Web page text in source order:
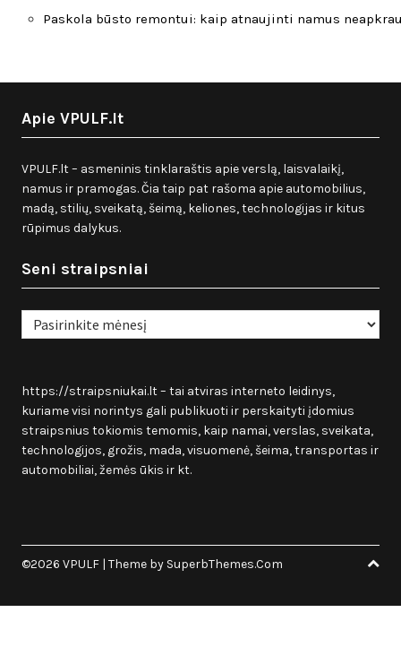
Paskola būsto remontui: kaip atnaujinti namus
Apie VPULF.lt
VPULF.lt – asmeninis tinklaraštis apie verslą, laisvalaikį,
namus ir pramogas. Čia taip pat rašoma apie automobilius,
madą, stilių, sveikatą, šeimą, keliones, technologijas ir kitus
rūpimus dalykus.
Seni straipsniai
Seni
straipsniai
https://straipsniukai.lt– tai atviras interneto leidinys,
kuriame visi norintys gali publikuoti ir perskaityti įdomius
straipsnius tokiomis temomis, kaip namai, verslas, sveikata,
technologijos, grožis, mada, visuomenė, šeima, transportas ir
automobiliai, žemės ūkis ir kt.
©2026 VPULF | Theme by SuperbThemes.Com